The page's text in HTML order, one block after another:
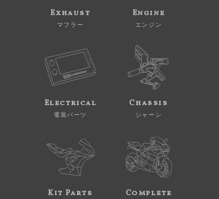
Exhaust
マフラー
Engine
エンジン
Electrical
電装パーツ
Chassis
シャーシ
Kit Parts Complete